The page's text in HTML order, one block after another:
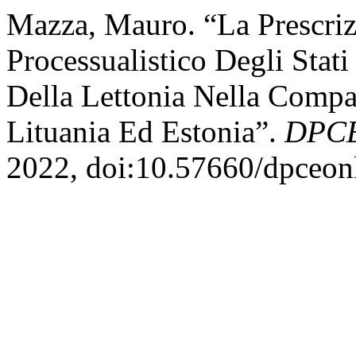
Mazza, Mauro. “La
Processualistico Degli
Della Lettonia Nella
Lituania Ed Estonia”.
2022, doi:10.57660/